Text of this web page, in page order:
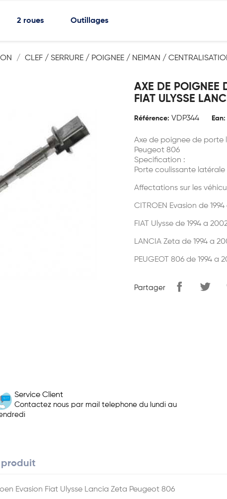
2 roues Outillages
CLEF / SERRURE / POIGNEE / NEIMAN /
AXE DE POIGNEE
FIAT ULYSSE
Référence: VDP344 Ean:
Axe de poignee de porte
Peugeot 806
Specification :
Porte coulissante latérale
Affectations sur les
CITROEN Evasion de
FIAT Ulysse de 1994 a
LANCIA Zeta de 1994 a
PEUGEOT 806 de 1994 a
Partager
Service Client
Contactez nous par mail telephone du lundi au
Evasion Fiat Ulysse Lancia Zeta Peugeot 806